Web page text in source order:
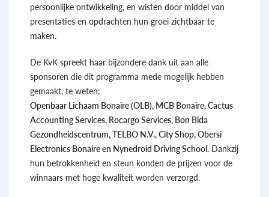
persoonlijke ontwikkeling, en wisten door middel van
presentaties en opdrachten hun groei zichtbaar te
maken.
De KvK spreekt haar bijzondere dank uit aan alle
sponsoren die dit programma mede mogelijk hebben
gemaakt, te weten:
Openbaar Lichaam Bonaire (OLB), MCB Bonaire,Cactus
Accounting Services, Rocargo Services, Bon Bida
Gezondheidscentrum,TELBO N.V.,City Shop,Obersi
Electronics Bonaireen Nynedroid Driving School. Dankzij
hun betrokkenheid en steun konden de prijzen voor de
winnaars met hoge kwaliteit worden verzorgd.